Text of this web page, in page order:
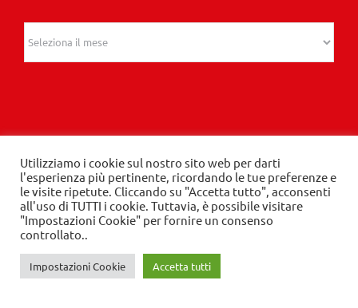
© 2020 Edizioni Turbo by Tespi Mediagroup -
Direttore: Angelo Frigerio -Privacy Policy-Cookie
Policy - P.IVA 03632610964
Utilizziamo i cookie sul nostro sito web per darti
l'esperienza più pertinente, ricordando le tue preferenze e
le visite ripetute. Cliccando su "Accetta tutto", acconsenti
all'uso di TUTTI i cookie. Tuttavia, è possibile visitare
"Impostazioni Cookie" per fornire un consenso
controllato..
Impostazioni Cookie Accetta tutti